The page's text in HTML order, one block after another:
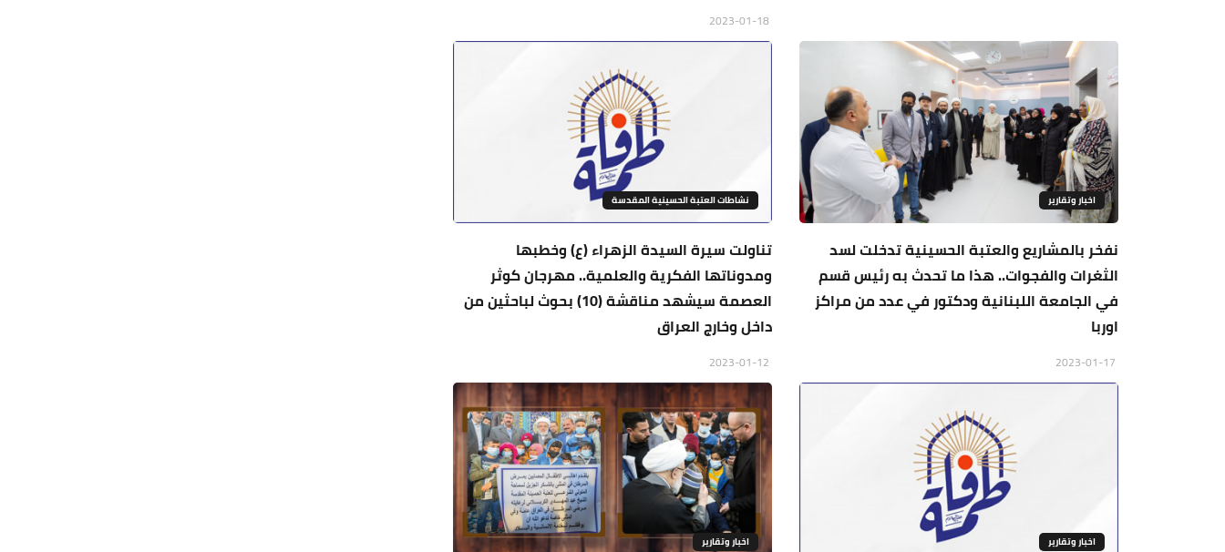
اخبار وتقارير
نفخر بالمشاريع والعتبة الحسينية تدخلت لسد
الثغرات والفجوات.. هذا ما تحدث به رئيس قسم
في الجامعة اللبنانية ودكتور في عدد من مراكز
اوربا
نشاطات العتبة الحسينية المقدسة
تناولت سيرة السيدة الزهراء (ع) وخطبها
ومدوناتها الفكرية والعلمية.. مهرجان كوثر
العصمة سيشهد مناقشة (10) بحوث لباحثين من
داخل وخارج العراق
اخبار وتقارير اخبار وتقارير